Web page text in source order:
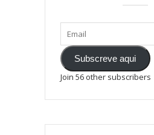
Subscreve aqui
Join 56 other subscribers